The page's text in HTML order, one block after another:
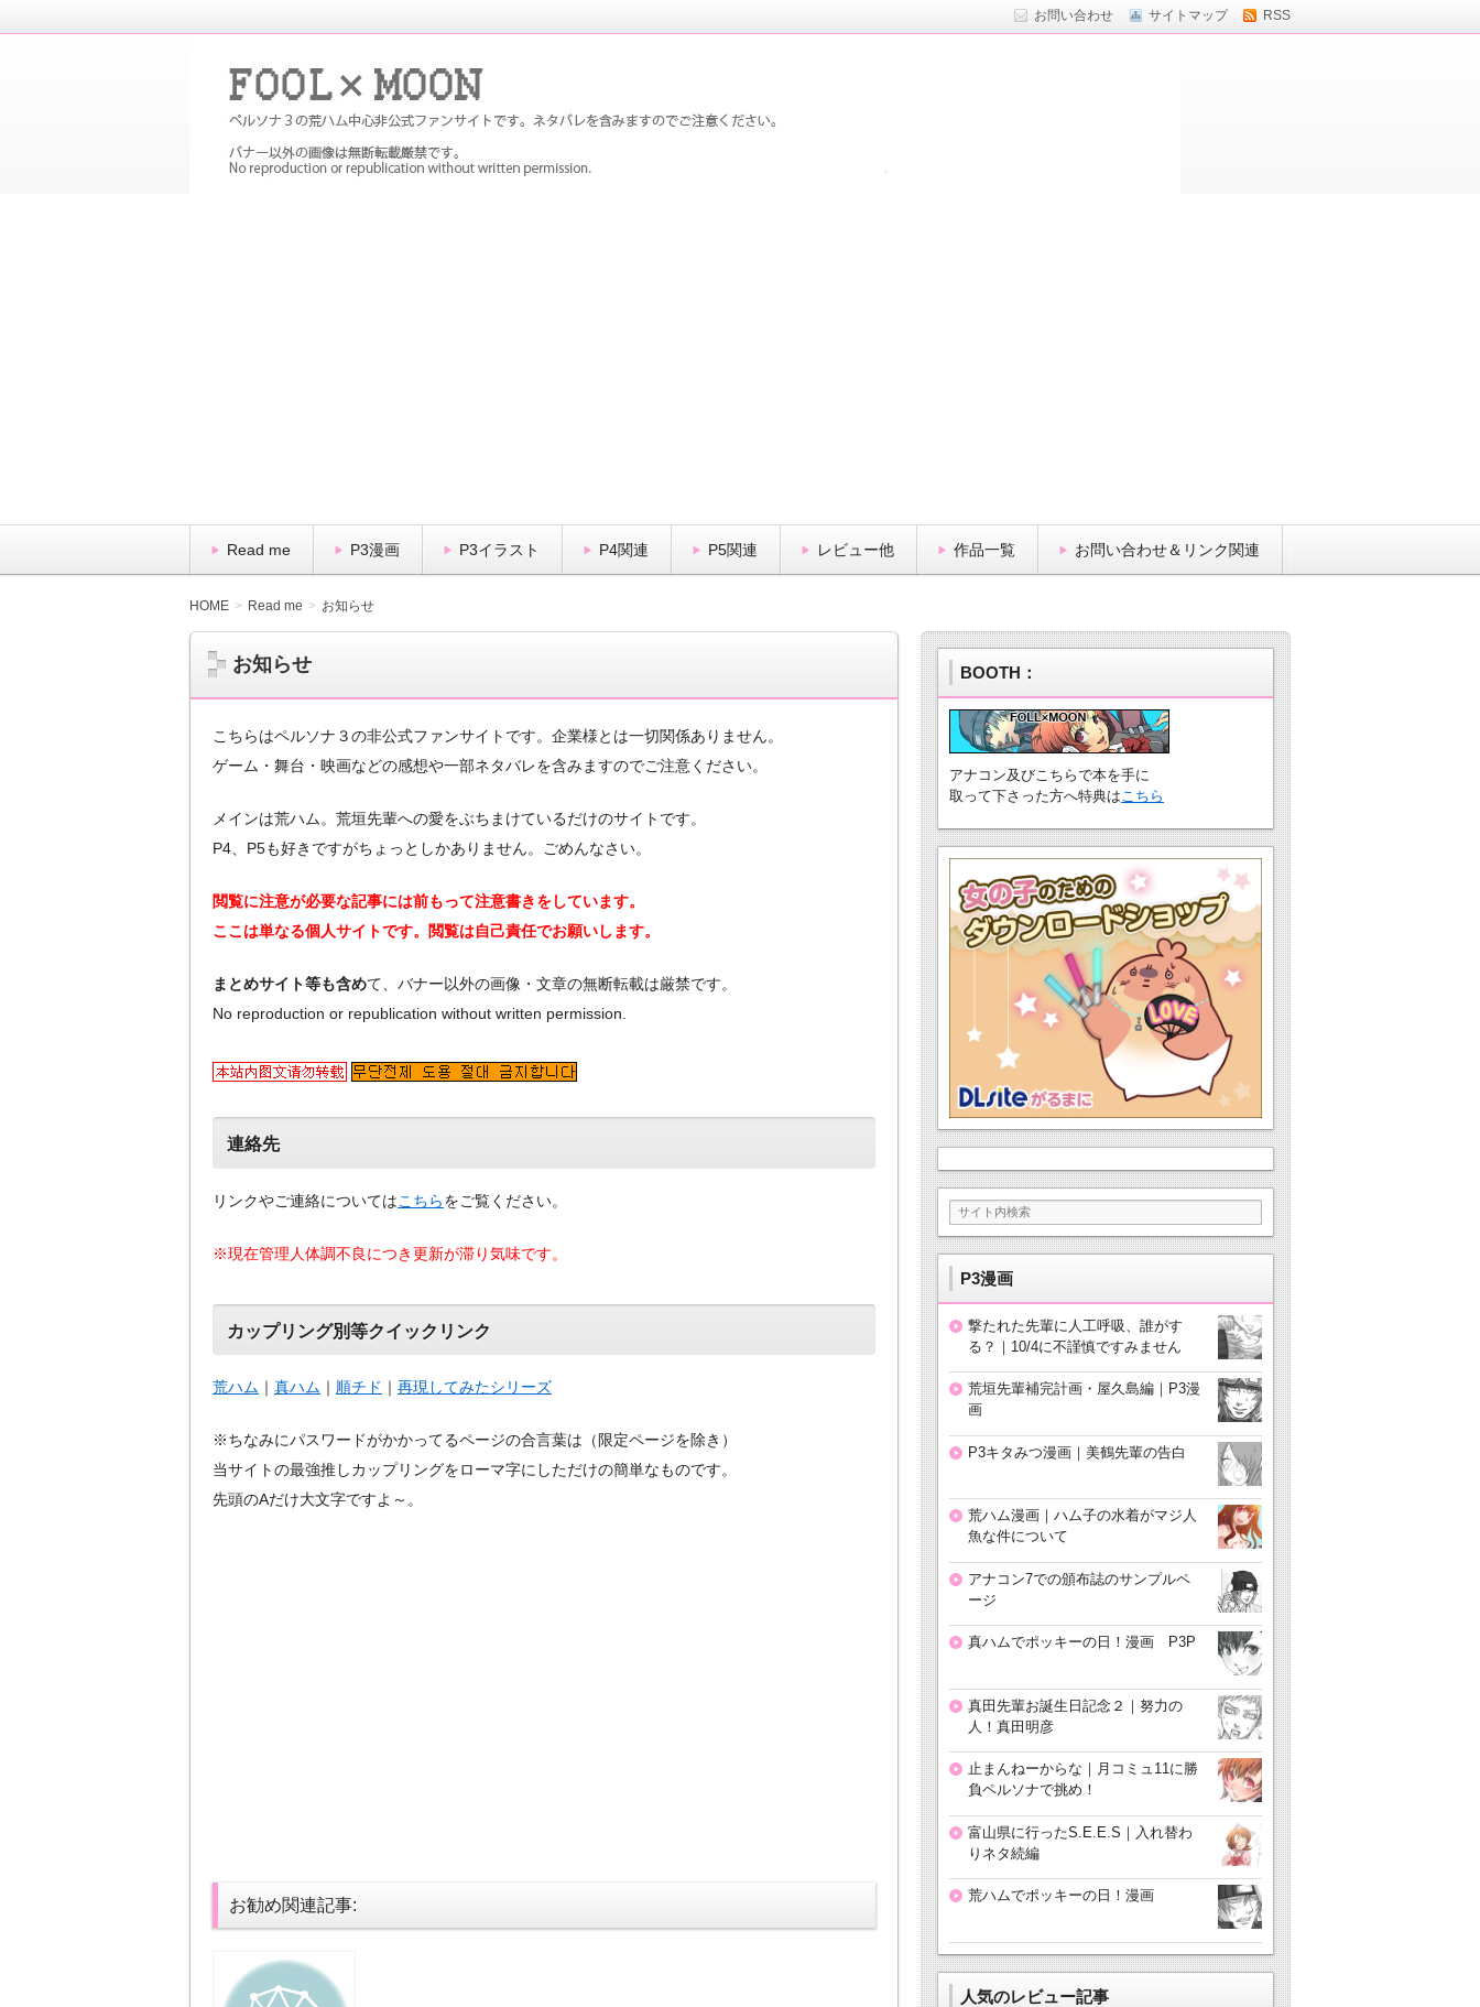
お問い合わせ サイトマップ RSS
FOOL×MOON｜ペルソナ3 荒ハム中心同人ファンサイト
Read me P3漫画 P3イラスト P4関連 P5関連 レビュー他 作品一覧 お問い合わせ＆リンク関連
HOME Read me お知らせ
お知らせ
こちらはペルソナ３の非公式ファンサイトです。企業様とは一切関係ありません。
ゲーム・舞台・映画などの感想や一部ネタバレを含みますのでご注意ください。
メインは荒ハム。荒垣先輩への愛をぶちまけているだけのサイトです。
P4、P5も好きですがちょっとしかありません。ごめんなさい。
閲覧に注意が必要な記事には前もって注意書きをしています。
ここは単なる個人サイトです。閲覧は自己責任でお願いします。
まとめサイト等も含めて、バナー以外の画像・文章の無断転載は厳禁です。
No reproduction or republication without written permission.
連絡先
リンクやご連絡についてはこちらをご覧ください。
※現在管理人体調不良につき更新が滞り気味です。
カップリング別等クイックリンク
荒ハム ｜ 真ハム ｜ 順チド ｜ 再現してみたシリーズ
※ちなみにパスワードがかかってるページの合言葉は（限定ページを除き）
当サイトの最強推しカップリングをローマ字にしただけの簡単なものです。
先頭のAだけ大文字ですよ～。
お勧め関連記事:
BOOTH：
アナコン及びこちらで本を手に
取って下さった方へ特典は こちら
P3漫画
撃たれた先輩に人工呼吸、誰がす
る？｜10/4に不謹慎ですみません
荒垣先輩補完計画・屋久島編｜P3漫
画
P3キタみつ漫画｜美鶴先輩の告白
荒ハム漫画｜ハム子の水着がマジ人
魚な件について
アナコン7での頒布誌のサンプルペ
ージ
真ハムでポッキーの日！漫画 P3P
真田先輩お誕生日記念２｜努力の
人！真田明彦
止まんねーからな｜月コミュ11に勝
負ペルソナで挑め！
富山県に行ったS.E.E.S｜入れ替わ
りネタ続編
荒ハムでポッキーの日！漫画
人気のレビュー記事